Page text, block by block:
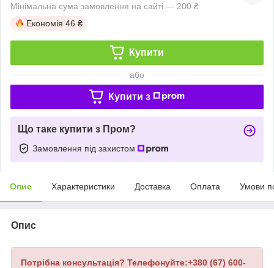
Мінімальна сума замовлення на сайті — 200 ₴
Економія 46 ₴
Купити
або
Купити з
Що таке купити з Пром?
Замовлення під захистом
Опис Характеристики Доставка Оплата Умови
Опис
Потрібна консультація? Телефонуйте:+380 (67) 600-